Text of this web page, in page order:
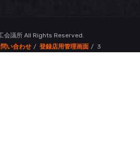
会議所 All Rights Reserved.
い合わせ 登録店用管理画面 3